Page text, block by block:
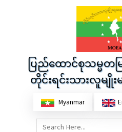
ပြည်ထောင်စုသမ္မတ
တိုင်းရင်းသားလူမျိုးမ
Myanmar